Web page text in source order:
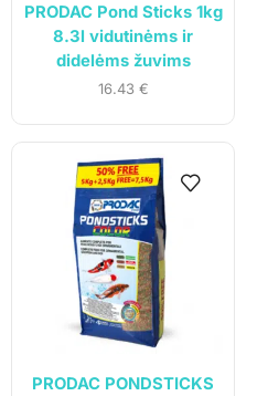
PRODAC Pond Sticks 1kg
8.3l vidutinėms ir
didelėms žuvims
16.43 €
PRODAC PONDSTICKS